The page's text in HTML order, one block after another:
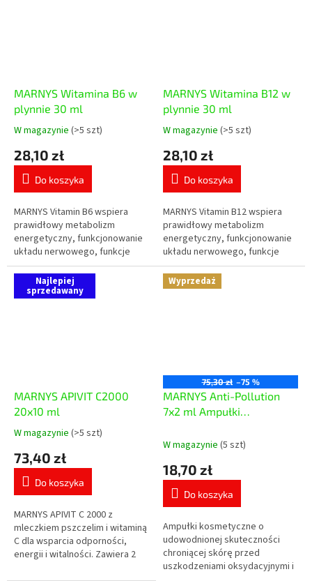
MARNYS Witamina B6 w
plynnie 30 ml
Średnia
produktu
wynosi
5,0
5
gwiazdek.
W magazynie (>5 szt)
28,10 zł
Do koszyka
MARNYS Vitamin B6 wspiera
prawidłowy metabolizm
energetyczny, funkcjonowanie
układu nerwowego, funkcje
psychologiczne,
funkcjonowanie układu
odpornościowego oraz
MARNYS Witamina B12 w
plynnie 30 ml
Średnia
produktu
wynosi
5,0
5
gwiazdek.
W magazynie (>5 szt)
28,10 zł
Do koszyka
MARNYS Vitamin B12 wspiera
prawidłowy metabolizm
energetyczny, funkcjonowanie
układu nerwowego, funkcje
psychologiczne, tworzenie
czerwonych krwinek oraz
funkcjonowanie układu...
Najlepiej
sprzedawany
MARNYS APIVIT C2000
20x10 ml
Średnia
produktu
wynosi
5,0
5
gwiazdek.
W magazynie (>5 szt)
73,40 zł
Do koszyka
MARNYS APIVIT C 2000 z
mleczkiem pszczelim i witaminą
C dla wsparcia odporności,
energii i witalności. Zawiera 2
Wyprzedaż
75,30 zł –75 %
MARNYS Anti-Pollution
7x2 ml Ampułki
W magazynie (5 szt)
18,70 zł
Do koszyka
Ampułki kosmetyczne o
udowodnionej skuteczności
chroniącej skórę przed
uszkodzeniami oksydacyjnymi i